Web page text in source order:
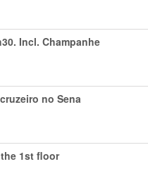
Incl. Champanhe
no Sena
1st floor